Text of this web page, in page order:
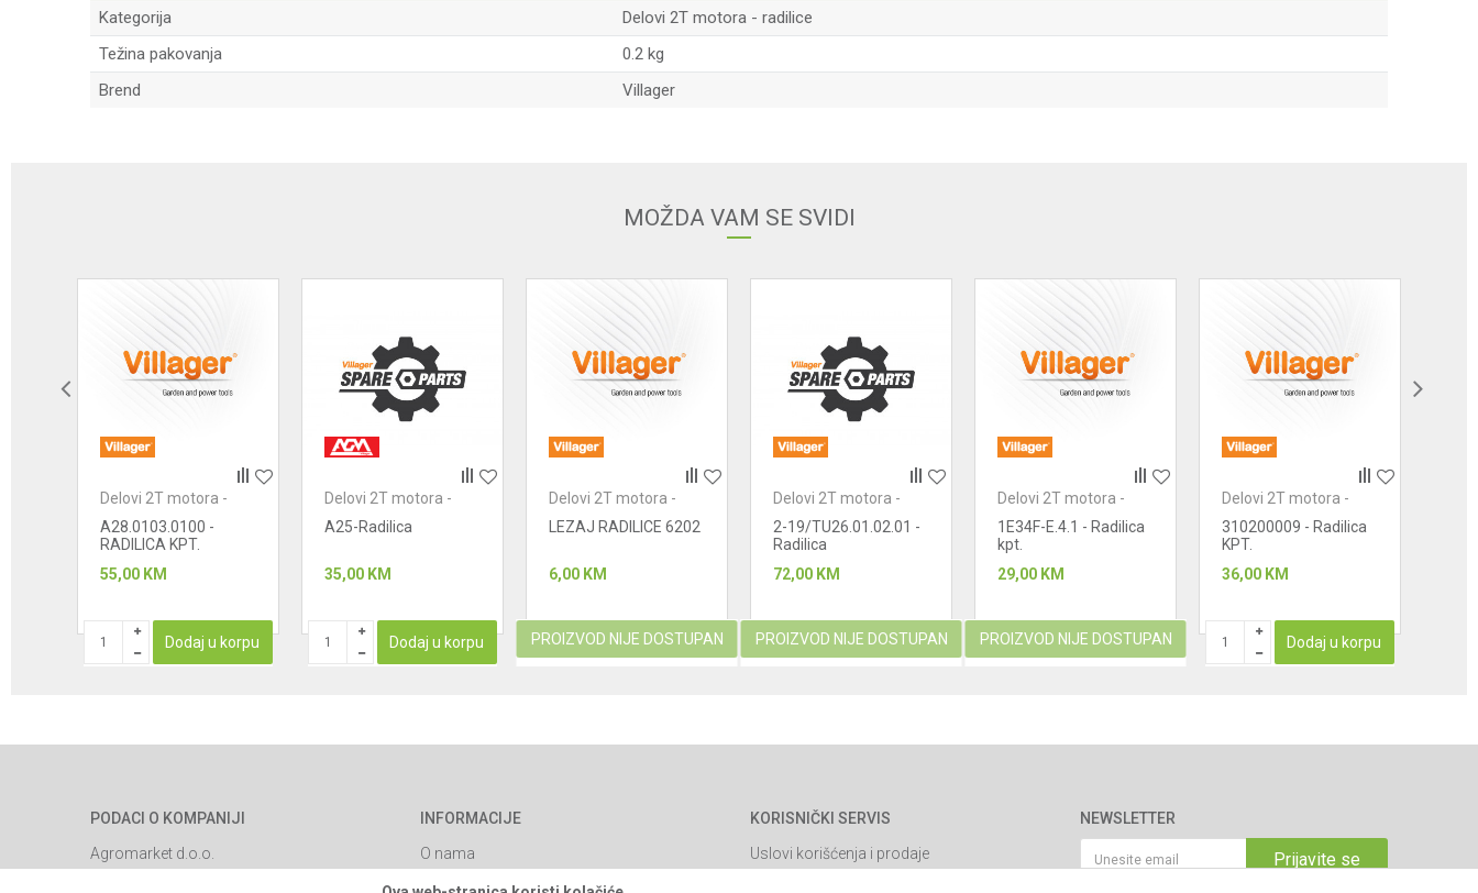
Kategorija
Delovi 2T motora - radilice
Težina pakovanja
0.2 kg
Brend
Villager
MOŽDA VAM SE SVIDI
Delovi 2T motora -
A28.0103.0100 -
RADILICA KPT.
55,00 KM
Dodaj u korpu
Delovi 2T motora -
A25-Radilica
35,00 KM
Dodaj u korpu
Delovi 2T motora -
LEZAJ RADILICE 6202
6,00 KM
PROIZVOD NIJE DOSTUPAN
Delovi 2T motora -
2-19/TU26.01.02.01 -
Radilica
72,00 KM
PROIZVOD NIJE DOSTUPAN
Delovi 2T motora -
1E34F-E.4.1 - Radilica
kpt.
29,00 KM
PROIZVOD NIJE DOSTUPAN
Delovi 2T motora -
310200009 - Radilica
KPT.
36,00 KM
Dodaj u korpu
PODACI O KOMPANIJI
Agromarket d.o.o.
INFORMACIJE
O nama
Brendovi
KORISNIČKI SERVIS
Uslovi korišćenja i prodaje
NEWSLETTER
Prijavite se